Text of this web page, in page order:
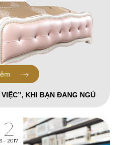
KHI BẠN ĐANG NGỦ
2
3 - 2017